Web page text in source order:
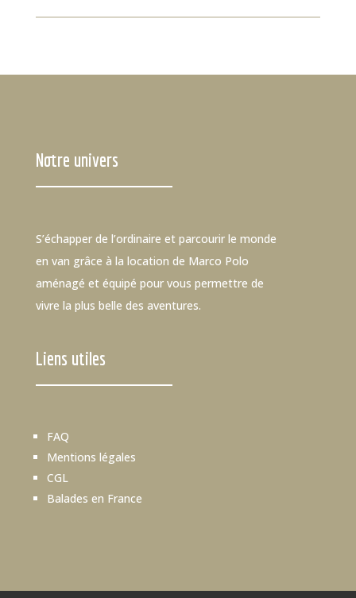
Notre univers
S’échapper de l’ordinaire et parcourir le monde
en van grâce à la location de Marco Polo
aménagé et équipé pour vous permettre de
vivre la plus belle des aventures.
Liens utiles
FAQ
Mentions légales
CGL
Balades en France